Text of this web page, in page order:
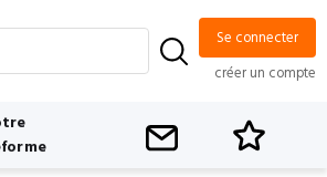
Se connecter
créer un compte